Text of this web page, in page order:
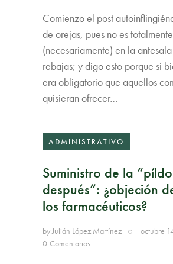
Comienzo el post
de orejas, pues no es
(necesariamente) en la
rebajas; y digo esto porque si
era obligatorio que aquellos
quisieran ofrecer…
ADMINISTRATIVO
Suministro de la
después”: ¿objeción
los farmacéuticos?
byJulián López Martínez octubre
0 Comentarios